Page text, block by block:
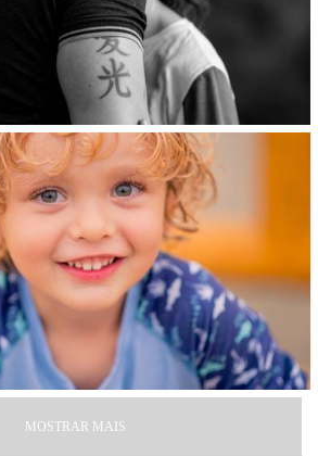
MOSTRAR MAIS